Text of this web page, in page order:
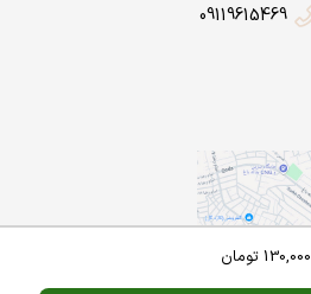
130,000 تومان
09119615469